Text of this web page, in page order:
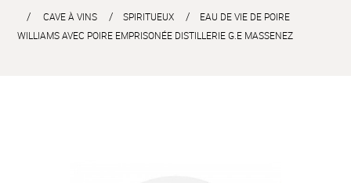
CAVE À VINS SPIRITUEUX
EAU DE VIE DE POIRE
WILLIAMS AVEC POIRE EMPRISONÉE DISTILLERIE G.E MASSENEZ